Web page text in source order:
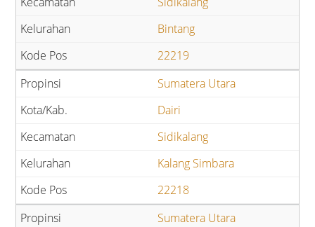
Bintang
22219
Sumatera Utara
Dairi
Sidikalang
Kalang Simbara
22218
Sumatera Utara